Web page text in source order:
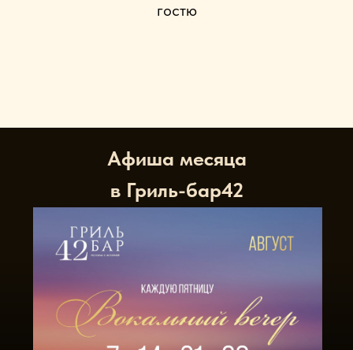
гостю
Афиша месяца
в Гриль-бар42